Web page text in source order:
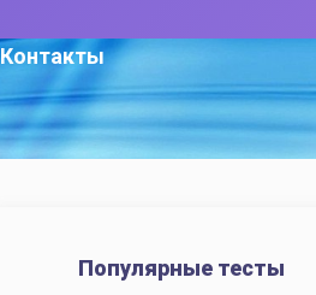
Контакты
Популярные тесты